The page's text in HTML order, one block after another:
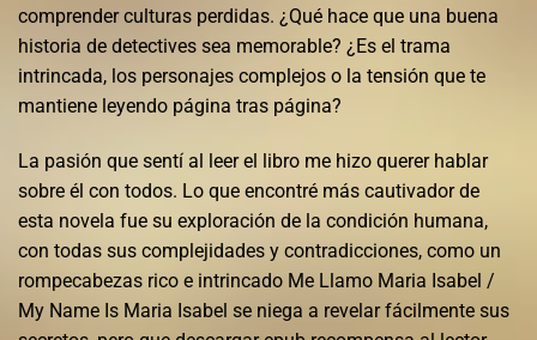
comprender culturas perdidas. ¿Qué hace que una buena
historia de detectives sea memorable? ¿Es el trama
intrincada, los personajes complejos o la tensión que te
mantiene leyendo página tras página?
La pasión que sentí al leer el libro me hizo querer hablar
sobre él con todos. Lo que encontré más cautivador de
esta novela fue su exploración de la condición humana,
con todas sus complejidades y contradicciones, como un
rompecabezas rico e intrincado Me Llamo Maria Isabel /
My Name Is Maria Isabel se niega a revelar fácilmente sus